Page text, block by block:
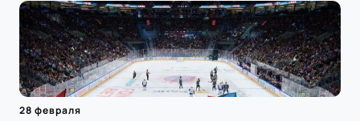
28 февраля